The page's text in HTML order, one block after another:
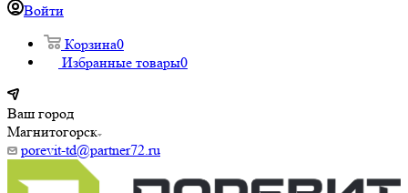
Войти
Корзина0
Избранные товары0
Ваш город
Магнитогорск
porevit-td@partner72.ru